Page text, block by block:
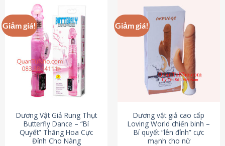
Giảm giá!
Dương Vật Giả Rung Thụt
Butterfly Dance – “Bí
Quyết” Thăng Hoa Cực
Đỉnh Cho Nàng
Giảm giá!
Dương vật giả cao cấp
Loving World chiến binh –
Bí quyết “lên đỉnh” cực
mạnh cho nữ